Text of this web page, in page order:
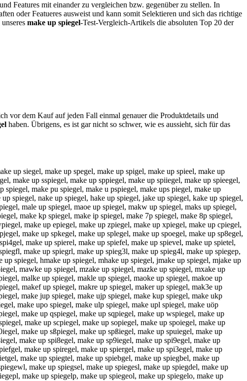
Features mit einander zu vergleichen bzw. gegenüber zu stellen. In
oder Featueres ausweist und kann somit Selektieren und sich das richtige
make up spiegel-Test-Vergleich-Artikels die absoluten Top 20 der
vor dem Kauf auf jeden Fall einmal genauer die Produktdetails und
haben. Übrigens, es ist gar nicht so schwer, wie es aussieht, sich für das
up siegel, make up spegel, make up spigel, make up spieel, make up
make up sspiegel, make up sppiegel, make up spiiegel, make up spieegel,
make pu spiegel, make u pspiegel, make ups piegel, make up
spiegel, nake up spiegel, hake up spiegel, jake up spiegel, kake up spiegel,
male up spiegel, maoe up spiegel, makw up spiegel, maks up spiegel,
make kp spiegel, make ip spiegel, make 7p spiegel, make 8p spiegel,
make up epiegel, make up zpiegel, make up xpiegel, make up cpiegel,
make up spkegel, make up splegel, make up spoegel, make up sp8egel,
make up spierel, make up spiefel, make up spievel, make up spietel,
make up spiegrl, make up spieg3l, make up spieg4l, make up spiegep,
spiegel, hmake up spiegel, mhake up spiegel, jmake up spiegel, mjake up
mawke up spiegel, mzake up spiegel, mazke up spiegel, mxake up
malke up spiegel, makle up spiegel, maoke up spiegel, makoe up
makef up spiegel, makre up spiegel, maker up spiegel, mak3e up
make jup spiegel, make ujp spiegel, make kup spiegel, make ukp
make upo spiegel, make ulp spiegel, make upl spiegel, make uöp
make up qspiegel, make up sqpiegel, make up wspiegel, make up
make up scpiegel, make up sopiegel, make up spoiegel, make up
make up sßpiegel, make up spßiegel, make up spuiegel, make up
make up spi8egel, make up sp9iegel, make up spi9egel, make up
make up spiregel, make up spiergel, make up spi3egel, make up
make up spiegtel, make up spiebgel, make up spiegbel, make up
make up spiegsel, make up spiegesl, make up spiegdel, make up
make up spiegelp, make up spiegeol, make up spiegelo, make up